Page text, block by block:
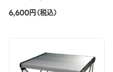
6,600円（税込）